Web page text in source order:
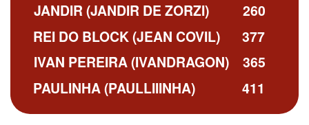
260
377
JANDIR (JANDIR DE ZORZI)
REI DO BLOCK (JEAN COVIL)
365
411
IVAN PEREIRA (IVANDRAGON)
PAULINHA (PAULLIIINHA)